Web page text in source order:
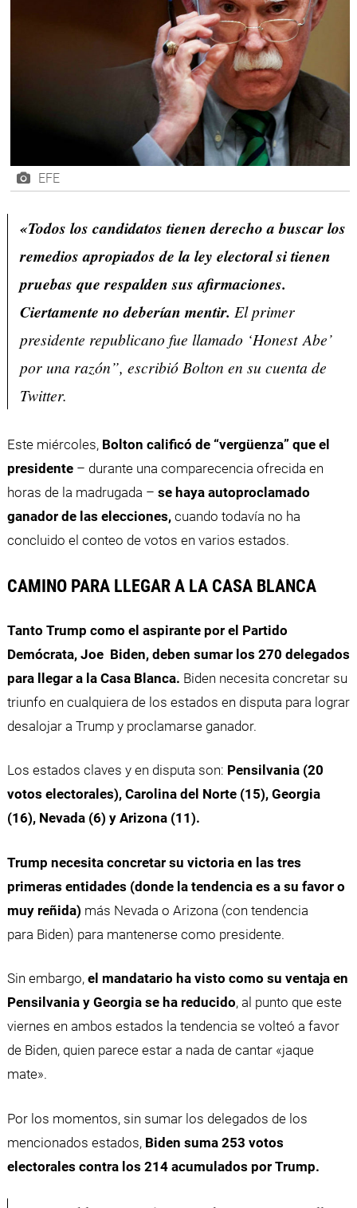
EFE
«Todos los candidatos tienen derecho a buscar los
remedios apropiados de la ley electoral si tienen
pruebas que respalden sus afirmaciones.
Ciertamente no deberían mentir. El primer
presidente republicano fue llamado ‘HonestAbe’
por una razón”, escribió Bolton en su cuenta de
Twitter.
Este miércoles, Bolton calificó de “vergüenza” que el
presidente– durante una comparecencia ofrecida en
horas de la madrugada – se haya autoproclamado
ganador de las elecciones,cuando todavía no ha
concluido el conteo de votos en varios estados.
CAMINO PARA LLEGAR A LA CASA BLANCA
Tanto Trump como el aspirante por el Partido
Demócrata, Joe Biden,deben sumar los 270 delegados
para llegar a la Casa Blanca. Biden necesita concretar su
triunfo en cualquiera de los estados en disputa para lograr
desalojar a Trump y proclamarse ganador.
Los estados claves y en disputa son: Pensilvania (20
votos electorales), Carolina del Norte (15), Georgia
(16), Nevada (6) y Arizona (11).
Trump necesita concretar su victoria en las tres
primeras entidades (donde la tendencia es a su favor o
muy reñida) más Nevada o Arizona (con tendencia
para Biden) para mantenerse como presidente.
Sin embargo, el mandatario ha visto como su ventaja en
Pensilvania y Georgia se ha reducido, al punto que este
viernes en ambos estados la tendencia se volteó a favor
de Biden, quien parece estar a nada de cantar «jaque
mate».
Por los momentos, sin sumar los delegados de los
mencionados estados, Biden suma 253 votos
electorales contra los 214 acumulados por Trump.